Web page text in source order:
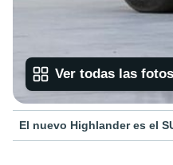
Ver todas las fotos
El nuevo Highlander es el